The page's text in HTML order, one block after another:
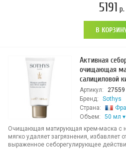
5191 р.
В
Активная
очищающая
салициловой
Артикул:
27559
Бренд:
Sothys
Страна:
Объем:
50 мл
Очищающая матирующая крем-маска с
мягко удаляет загрязнения, избавляет
выраженное себорегулирующее